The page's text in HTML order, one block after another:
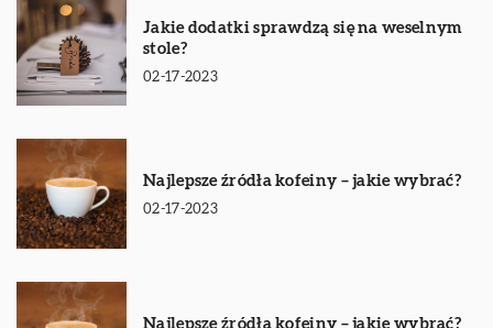
Jakie dodatki sprawdzą się na weselnym
stole?
02-17-2023
Najlepsze źródła kofeiny – jakie wybrać?
02-17-2023
Najlepsze źródła kofeiny – jakie wybrać?